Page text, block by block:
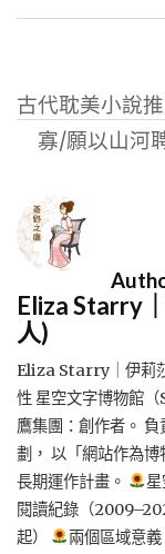
導
覽
古代耽美小說
寡/願以山河
Eliza Starry
人)
Eliza Starry｜伊莉
性 星空文字博物館
鷹集團：創作者。
劃， 以「網站作為
長期運作計畫。
閱讀紀錄（
起）
兩個區域意